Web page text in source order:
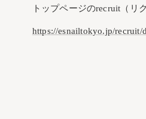
トップページのrecruit（リ
https://esnailtokyo.jp/recruit/